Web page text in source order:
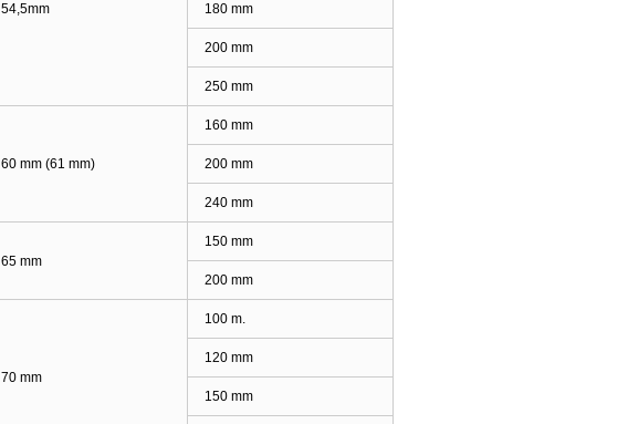
54,5mm 180 mm
200 mm
250 mm
60 mm (61 mm)
160 mm
200 mm
240 mm
65 mm
150 mm
200 mm
70 mm
100 m.
120 mm
150 mm